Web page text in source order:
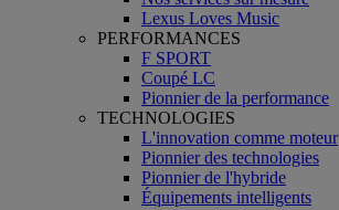
Lexus Loves Music
PERFORMANCES
F SPORT
Coupé LC
Pionnier de la performance
TECHNOLOGIES
L'innovation comme moteur
Pionnier des technologies
Pionnier de l'hybride
Équipements intelligents